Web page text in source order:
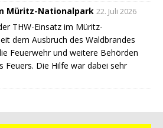
Müritz-Nationalpark 22. Juli 2026
THW-Einsatz im Müritz-
dem Ausbruch des Waldbrandes
Feuerwehr und weitere Behörden
Feuers. Die Hilfe war dabei sehr